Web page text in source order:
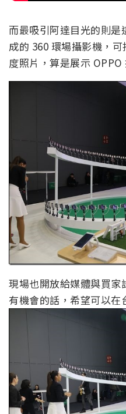
而最吸引阿達目光的則是
成的 360 環場攝影機，
度照片，算是展示 OPPO
現場也開放給媒體與買家
有機會的話，希望可以在